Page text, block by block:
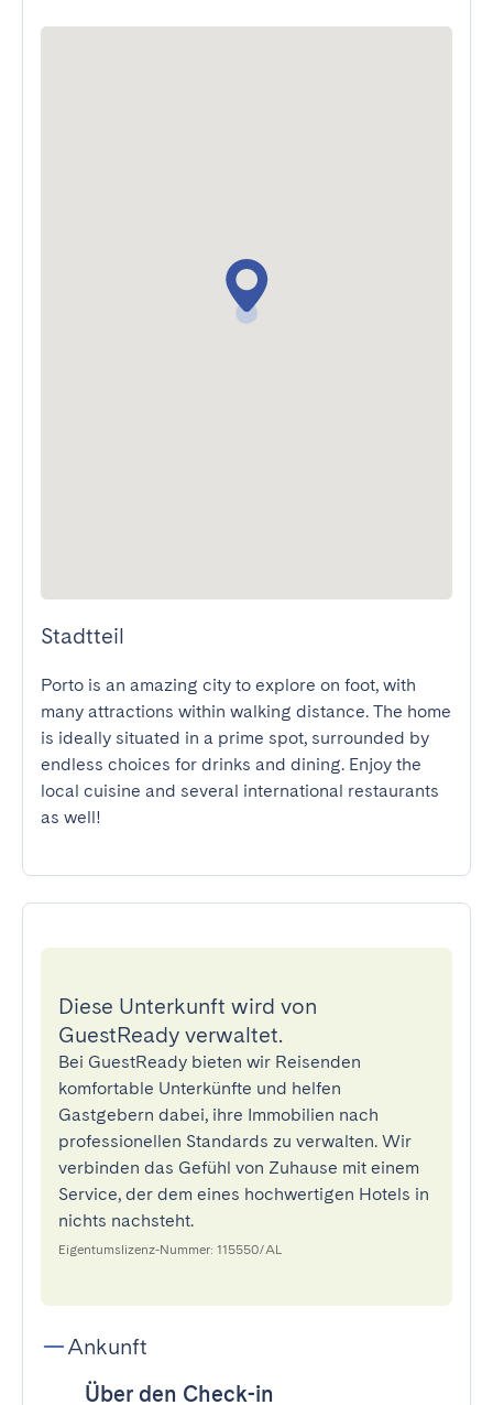
Stadtteil
Porto is an amazing city to explore on foot, with
many attractions within walking distance. The home
is ideally situated in a prime spot, surrounded by
endless choices for drinks and dining. Enjoy the
local cuisine and several international restaurants
as well!
Diese Unterkunft wird von
GuestReady verwaltet.
Bei GuestReady bieten wir Reisenden
komfortable Unterkünfte und helfen
Gastgebern dabei, ihre Immobilien nach
professionellen Standards zu verwalten. Wir
verbinden das Gefühl von Zuhause mit einem
Service, der dem eines hochwertigen Hotels in
nichts nachsteht.
Eigentumslizenz-Nummer: 115550/AL
Ankunft
Über den Check-in